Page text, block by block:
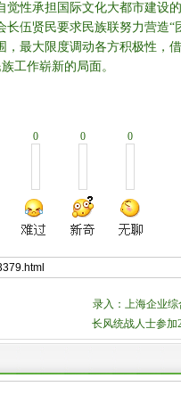
性承担国际文化大都市建设
伍贤民要求民族联努力营造“
最大限度调动各方积极性，
工作崭新的局面。
0 0 0
录入：上海企业综
长风统战人士参加